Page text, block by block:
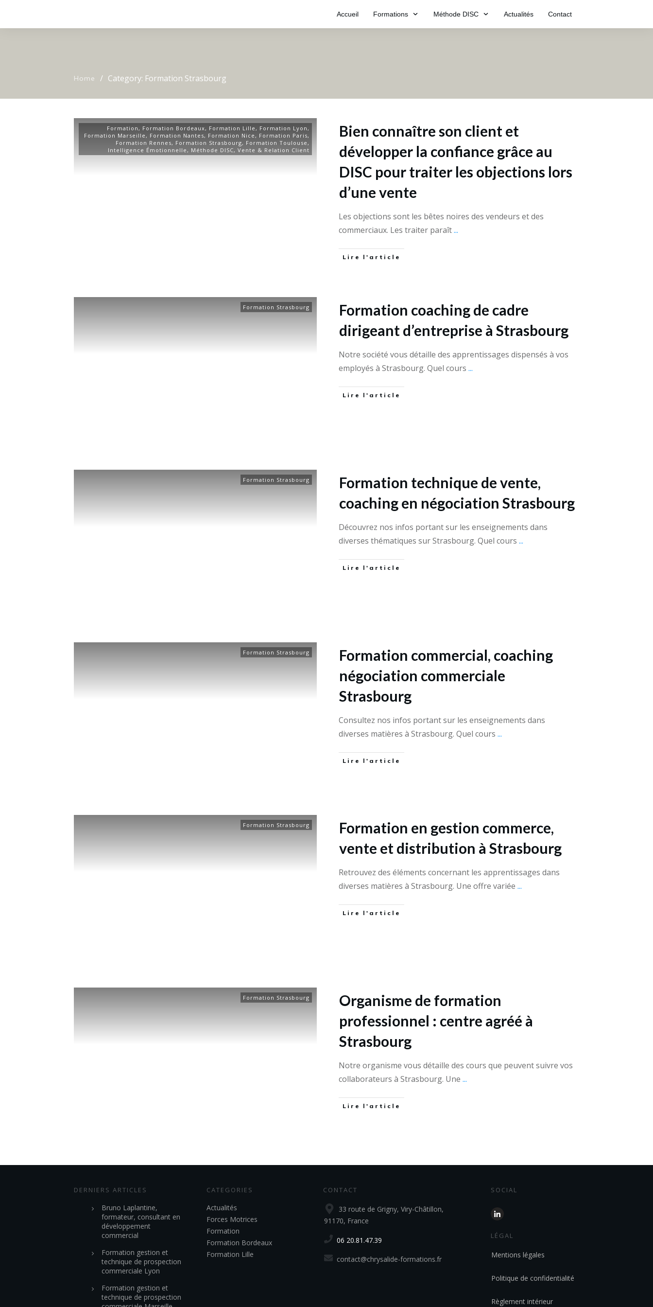
Accueil Formations Méthode DISC Actualités Contact
Home / Category: Formation Strasbourg
Formation, Formation Bordeaux, Formation Lille, Formation Lyon,
Formation Marseille, Formation Nantes, Formation Nice, Formation Paris,
Formation Rennes, Formation Strasbourg, Formation Toulouse,
Intelligence Émotionnelle, Méthode DISC, Vente & Relation Client
Bien connaître son client et
développer la confiance grâce au
DISC pour traiter les objections lors
d’une vente
Les objections sont les bêtes noires des vendeurs et des
commerciaux. Les traiter paraît...
Lire l'article
Formation Strasbourg
Formation coaching de cadre
dirigeant d’entreprise à Strasbourg
Notre société vous détaille des apprentissages dispensés à vos
employés à Strasbourg. Quel cours ...
Lire l'article
Formation Strasbourg
Formation technique de vente,
coaching en négociation Strasbourg
Découvrez nos infos portant sur les enseignements dans
diverses thématiques sur Strasbourg. Quel cours ...
Lire l'article
Formation Strasbourg
Formation commercial, coaching
négociation commerciale
Strasbourg
Consultez nos infos portant sur les enseignements dans
diverses matières à Strasbourg. Quel cours ...
Lire l'article
Formation Strasbourg
Formation en gestion commerce,
vente et distribution à Strasbourg
Retrouvez des éléments concernant les apprentissages dans
diverses matières à Strasbourg. Une offre variée ...
Lire l'article
Formation Strasbourg
Organisme de formation
professionnel : centre agréé à
Strasbourg
Notre organisme vous détaille des cours que peuvent suivre vos
collaborateurs à Strasbourg. Une ...
Lire l'article
DERNIERS ARTICLES
Bruno Laplantine,
formateur, consultant en
développement
commercial
Formation gestion et
technique de prospection
commerciale Lyon
Formation gestion et
technique de prospection
CATEGORIES
Actualités
Forces Motrices
Formation
Formation Bordeaux
Formation Lille
CONTACT
33 route de Grigny, Viry-Châtillon,
91170, France
06 20.81.47.39
contact@chrysalide-formations.fr
SOCIAL
LÉGAL
Mentions légales
Politique de confidentialité
Règlement intérieur